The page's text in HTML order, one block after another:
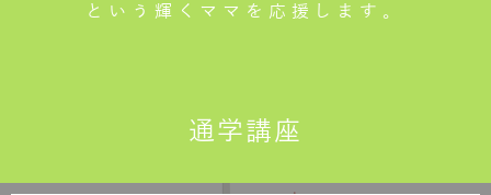
という輝くママを応援します。
通学講座